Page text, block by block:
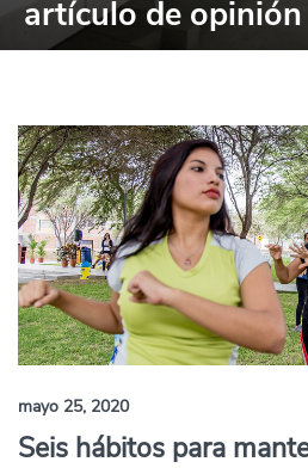
artículo de opinión
mayo 25, 2020
Seis hábitos para